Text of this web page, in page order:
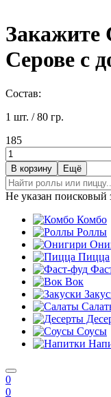
Закажите
Серове с
Состав:
1 шт. / 80 гр.
185
В корзину Ещё
Не указан поисковый
Комбо
Роллы
Пицца
Вок
Соусы
0
0